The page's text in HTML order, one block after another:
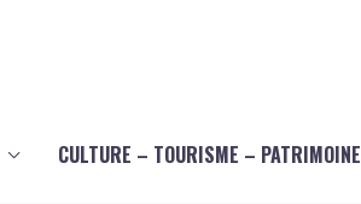
CULTURE – TOURISME – PATRIMOINE